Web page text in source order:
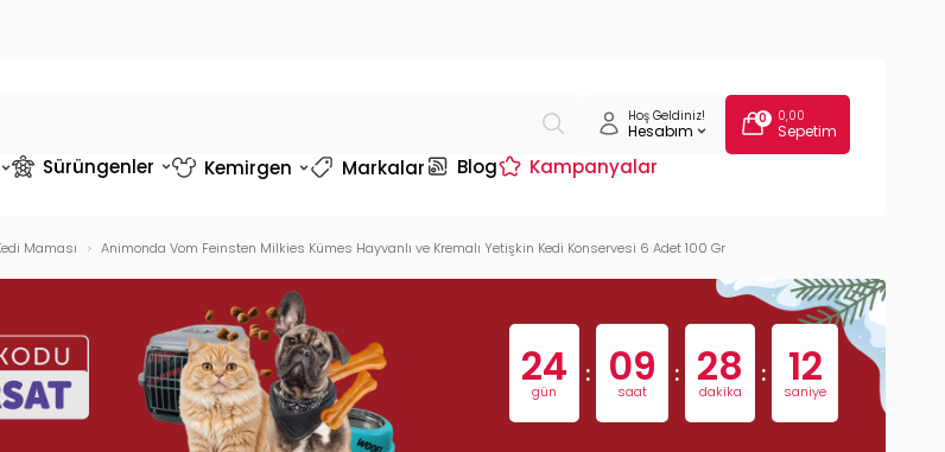
Hoş Geldiniz!
Hesabım
0 0,00
Sepetim
Sürüngenler Kemirgen Markalar Blog Kampanyalar
Maması Animonda Vom Feinsten Milkies Kümes Hayvanlı ve Kremalı Yetişkin Kedi Konservesi 6 Adet 100 Gr
24
gün
: 09
saat
: 28
dakika
: 11
saniye